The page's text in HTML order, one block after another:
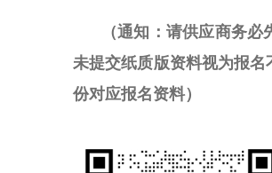
（通知：请供应商务
未提交纸质版资料视为报名
份对应报名资料）